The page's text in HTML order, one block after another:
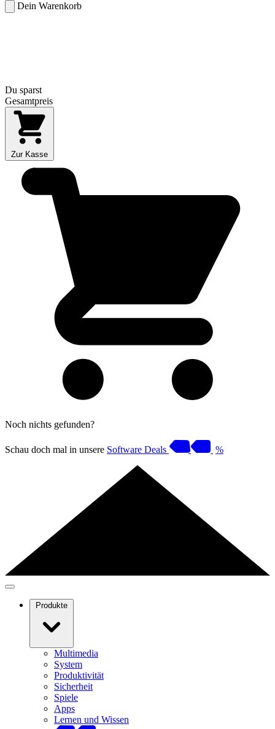
Dein Warenkorb
Du sparst
Gesamtpreis
Zur Kasse
Noch nichts gefunden?
Schau doch mal in unsere Software Deals %
Produkte
Multimedia
System
Produktivität
Sicherheit
Spiele
Apps
Lernen und Wissen